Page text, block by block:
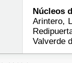
Núcleos
Arintero,
Valverde